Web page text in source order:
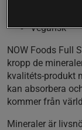
Vegansk
NOW Foods Full
kropp de
kvalitéts-produkt
kan absorbera
kommer från
Mineraler är